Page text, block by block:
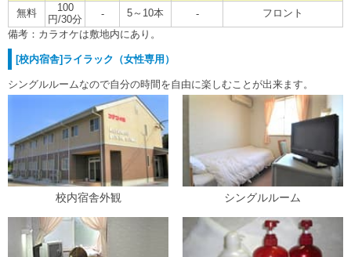
無料
100
円/30分
- 5～10本 -
フロント
備考：カラオケは敷地内にあり。
[校内宿舎]ライラック（女性専用）
シングルルームなので自分の時間を自由に楽しむことが出来ます。
校内宿舎外観 シングルルーム